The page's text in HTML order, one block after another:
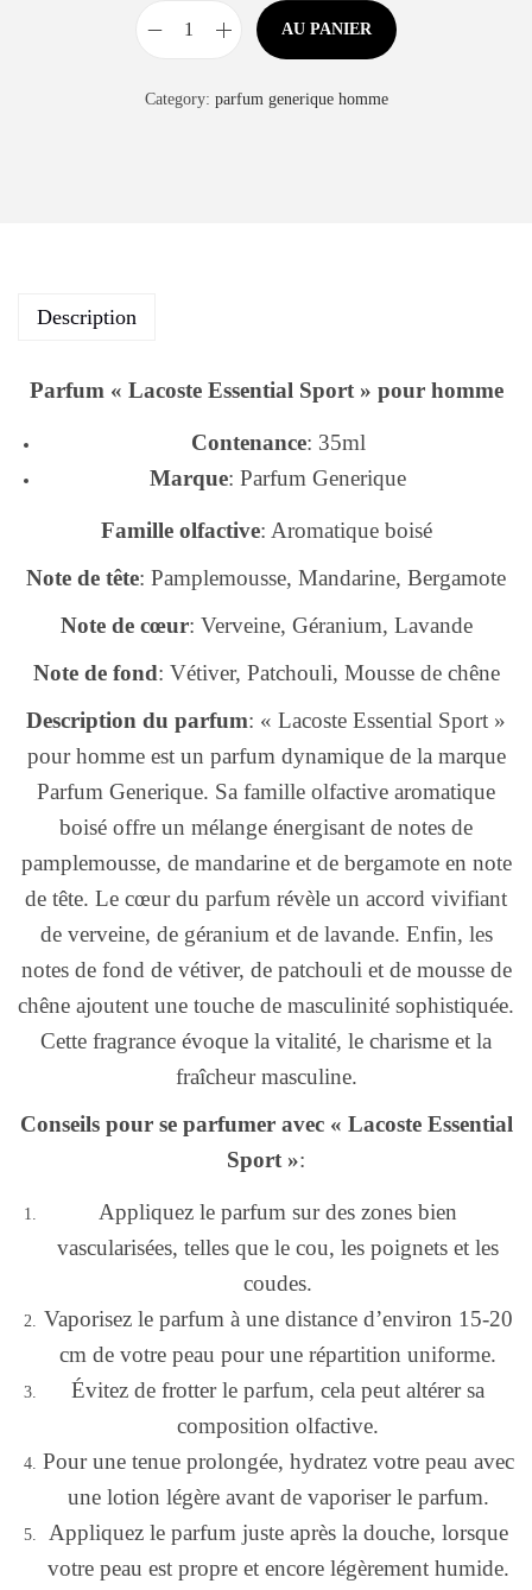
AU PANIER
Category: parfum generique homme
Description
Parfum « Lacoste Essential Sport » pour homme
Contenance: 35ml
Marque: Parfum Generique
Famille olfactive: Aromatique boisé
Note de tête: Pamplemousse, Mandarine, Bergamote
Note de cœur: Verveine, Géranium, Lavande
Note de fond: Vétiver, Patchouli, Mousse de chêne
Description du parfum: « Lacoste Essential Sport »
pour homme est un parfum dynamique de la marque
Parfum Generique. Sa famille olfactive aromatique
boisé offre un mélange énergisant de notes de
pamplemousse, de mandarine et de bergamote en note
de tête. Le cœur du parfum révèle un accord vivifiant
de verveine, de géranium et de lavande. Enfin, les
notes de fond de vétiver, de patchouli et de mousse de
chêne ajoutent une touche de masculinité sophistiquée.
Cette fragrance évoque la vitalité, le charisme et la
fraîcheur masculine.
Conseils pour se parfumer avec « Lacoste Essential
Sport »:
Appliquez le parfum sur des zones bien
vascularisées, telles que le cou, les poignets et les
coudes.
Vaporisez le parfum à une distance d’environ 15-20
cm de votre peau pour une répartition uniforme.
Évitez de frotter le parfum, cela peut altérer sa
composition olfactive.
Pour une tenue prolongée, hydratez votre peau avec
une lotion légère avant de vaporiser le parfum.
Appliquez le parfum juste après la douche, lorsque
votre peau est propre et encore légèrement humide.